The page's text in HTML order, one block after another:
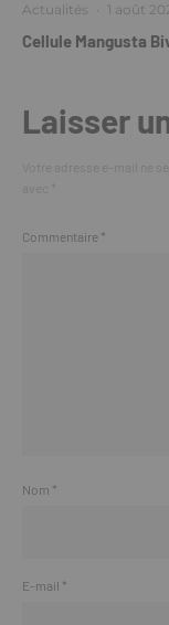
Actualités · 1 août
Cellule Mangusta
Laisser
Commentaire *
Nom *
E-mail *